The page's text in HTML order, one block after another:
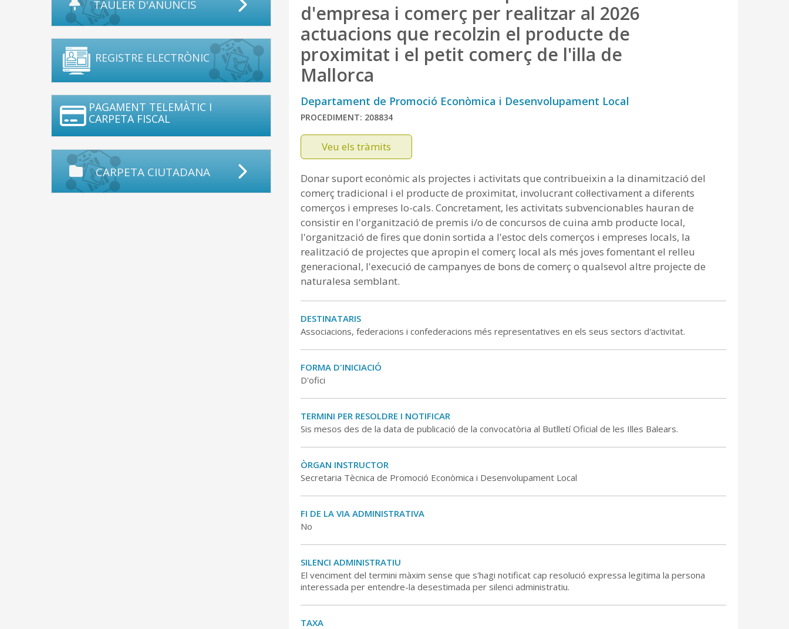
TAULER D'ANUNCIS
REGISTRE ELECTRÒNIC
PAGAMENT TELEMÀTIC I
CARPETA FISCAL
CARPETA CIUTADANA
d'empresa i comerç per realitzar al 2026
actuacions que recolzin el producte de
proximitat i el petit comerç de l'illa de
Mallorca
Departament de Promoció Econòmica i Desenvolupament Local
PROCEDIMENT: 208834
Veu els tràmits
Donar suport econòmic als projectes i activitats que contribueixin a la dinamització del
comerç tradicional i el producte de proximitat, involucrant col·lectivament a diferents
comerços i empreses lo-cals. Concretament, les activitats subvencionables hauran de
consistir en l'organització de premis i/o de concursos de cuina amb producte local,
l'organització de fires que donin sortida a l'estoc dels comerços i empreses locals, la
realització de projectes que apropin el comerç local als més joves fomentant el relleu
generacional, l'execució de campanyes de bons de comerç o qualsevol altre projecte de
naturalesa semblant.
DESTINATARIS
Associacions, federacions i confederacions més representatives en els seus sectors d'activitat.
FORMA D'INICIACIÓ
D'ofici
TERMINI PER RESOLDRE I NOTIFICAR
Sis mesos des de la data de publicació de la convocatòria al Butlletí Oficial de les Illes Balears.
ÒRGAN INSTRUCTOR
Secretaria Tècnica de Promoció Econòmica i Desenvolupament Local
FI DE LA VIA ADMINISTRATIVA
No
SILENCI ADMINISTRATIU
El venciment del termini màxim sense que s'hagi notificat cap resolució expressa legitima la persona
interessada per entendre-la desestimada per silenci administratiu.
TAXA